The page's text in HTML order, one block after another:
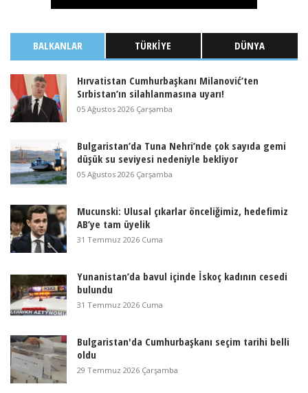
BALKANLAR TÜRKIYE DÜNYA
Hırvatistan Cumhurbaşkanı Milanović’ten
Sırbistan’ın silahlanmasına uyarı!
05 Ağustos 2026 Çarşamba
Bulgaristan’da Tuna Nehri’nde çok sayıda gemi
düşük su seviyesi nedeniyle bekliyor
05 Ağustos 2026 Çarşamba
Mucunski: Ulusal çıkarlar önceliğimiz, hedefimiz
AB’ye tam üyelik
31 Temmuz 2026 Cuma
Yunanistan’da bavul içinde İskoç kadının cesedi
bulundu
31 Temmuz 2026 Cuma
Bulgaristan'da Cumhurbaşkanı seçim tarihi belli
oldu
29 Temmuz 2026 Çarşamba